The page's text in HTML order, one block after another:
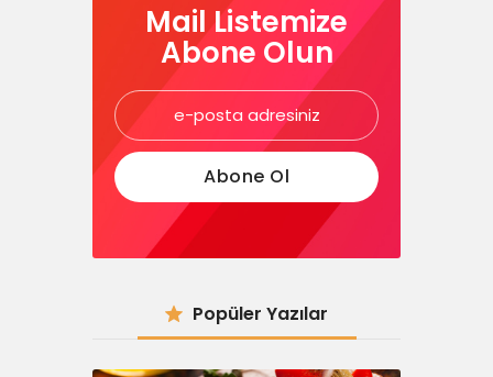
Mail Listemize
Abone Olun
Popüler Yazılar